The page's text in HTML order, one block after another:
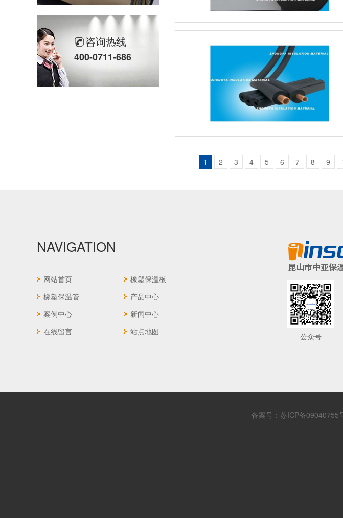
1 2 3 4 5 6 7 8 9
自粘橡塑保温板
空调用橡塑保温管
咨询热线
400-0711-686
NAVIGATION
网站首页
橡塑保温板
橡塑保温管
产品中心
案例中心
新闻中心
在线留言
站点地图 公众号
备案号： 苏ICP备09040755